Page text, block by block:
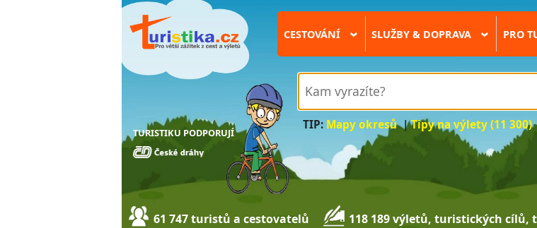
TURISTIKU PODPORUJÍ
CESTOVÁNÍ › SLUŽBY & DOPRAVA › PRO
TIP: Mapy okresů|Tipy na výlety (11 300)
61 747 turistů a cestovatelů 118 189 výletů, turistických cílů,